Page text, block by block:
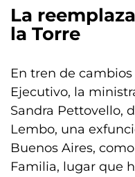
La
la Torre
En tren de
Ejecutivo, la
Sandra Pettovello,
Lembo, una
Buenos Aires,
Familia, lugar que